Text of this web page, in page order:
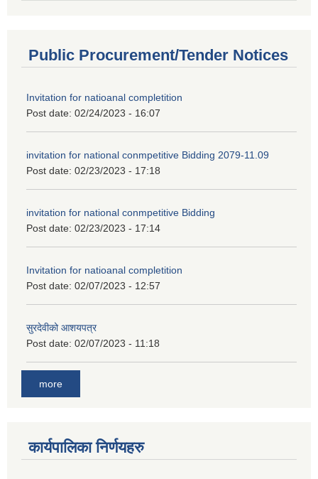
Public Procurement/Tender Notices
Invitation for natioanal completition
Post date: 02/24/2023 - 16:07
invitation for national conmpetitive Bidding 2079-11.09
Post date: 02/23/2023 - 17:18
invitation for national conmpetitive Bidding
Post date: 02/23/2023 - 17:14
Invitation for natioanal completition
Post date: 02/07/2023 - 12:57
सुरदेवीको आशयपत्र
Post date: 02/07/2023 - 11:18
more
कार्यपालिका निर्णयहरु